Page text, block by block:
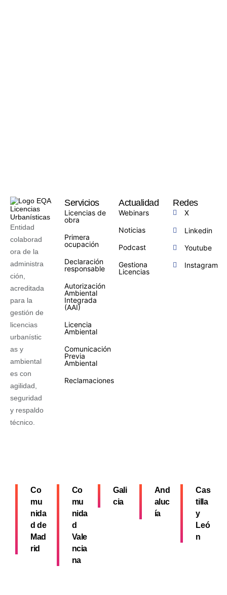
Entidad
colaborad
ora de la
administra
ción,
acreditada
para la
gestión de
licencias
urbanístic
as y
ambiental
es con
agilidad,
seguridad
y respaldo
técnico.
Servicios
Licencias de
obra
Primera
ocupación
Declaración
responsable
Autorización
Ambiental
Integrada
(AAI)
Licencia
Ambiental
Comunicación
Previa
Ambiental
Reclamaciones
Actualidad
Webinars
Noticias
Podcast
Gestiona
Licencias
Redes
X
Linkedin
Youtube
Instagram
Co
mu
nida
d de
Mad
rid
Co
mu
nida
d
Vale
ncia
na
Gali
cia
And
aluc
ía
Cas
tilla
y
Leó
n